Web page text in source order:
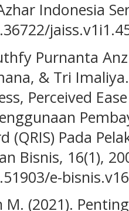
Indonesia
Purnanta
& Tri
Perceived
(QRIS) Pada
Bisnis, 16(1),
e-
M. (2021).